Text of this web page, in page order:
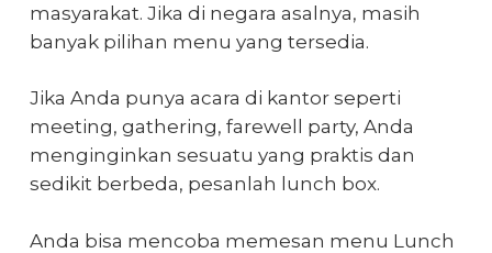
masyarakat. Jika di negara asalnya, masih
banyak pilihan menu yang tersedia.
Jika Anda punya acara di kantor seperti
meeting, gathering, farewell party, Anda
menginginkan sesuatu yang praktis dan
sedikit berbeda, pesanlah lunch box.
Anda bisa mencoba memesan menu Lunch